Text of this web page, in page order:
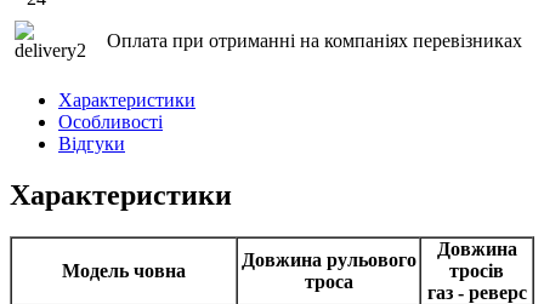
Оплата при отриманні на компаніях перевізниках
Характеристики
Особливості
Відгуки
Характеристики
Модель човна
Довжина рульового
троса
Довжина
тросів
газ - реверс